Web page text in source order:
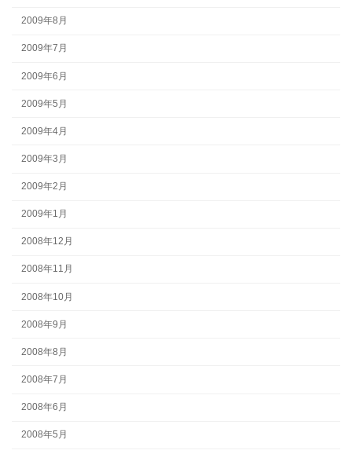
2009年8月
2009年7月
2009年6月
2009年5月
2009年4月
2009年3月
2009年2月
2009年1月
2008年12月
2008年11月
2008年10月
2008年9月
2008年8月
2008年7月
2008年6月
2008年5月